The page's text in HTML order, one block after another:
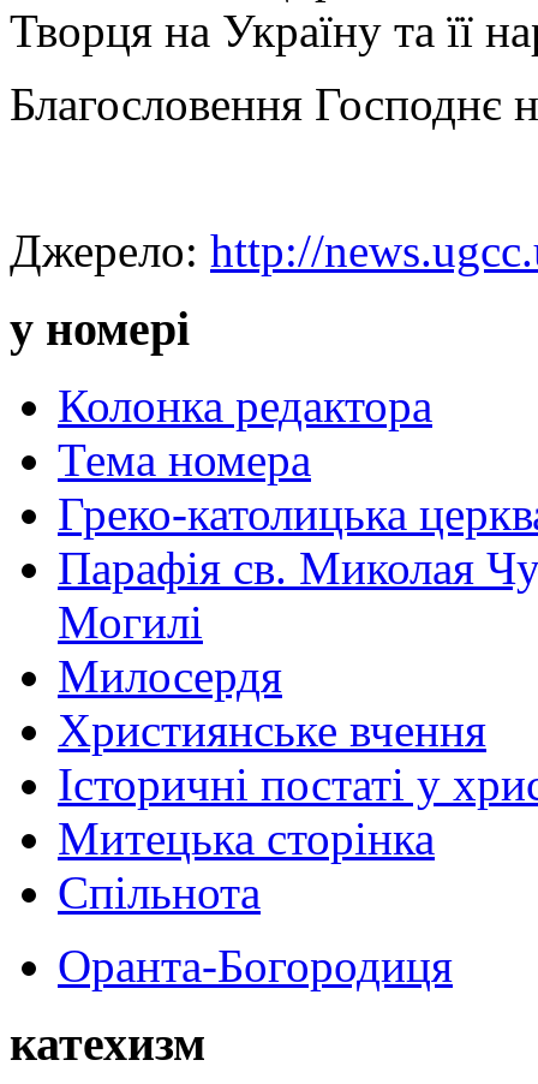
Творця на Україну та її
Благословення Господнє
Джерело: http://
у номері
Колонка редактора
Тема номера
Греко-католицька
Парафія св. Миколая
Могилі
Милосердя
Християнське вчення
Історичні постаті у
Митецька сторінка
Спільнота
Оранта-Богородиця
катехизм